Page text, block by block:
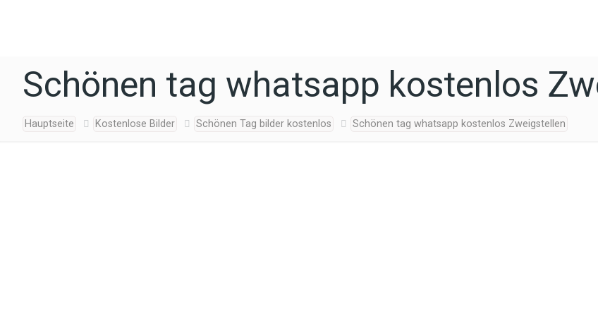
Schönen tag whatsapp kostenlos
Hauptseite Kostenlose Bilder Schönen Tag bilder kostenlos Schönen tag whatsapp kostenlos Zweigstellen